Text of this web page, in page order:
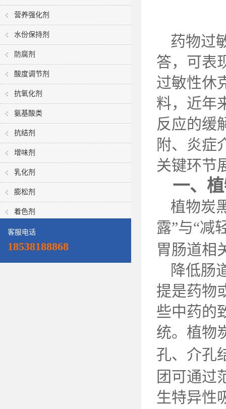
营养强化剂
水份保持剂
防腐剂
酸度调节剂
抗氧化剂
氨基酸类
抗结剂
增味剂
乳化剂
膨松剂
着色剂
客服电话
18538188868
药物过
答，可表
过敏性休
料，近年
反应的缓
附、炎症
关键环节
一、
植物炭
露”与“减
胃肠道相
降低肠
提是药物
些中药的
统。植物
孔、介孔
团可通过
生特异性